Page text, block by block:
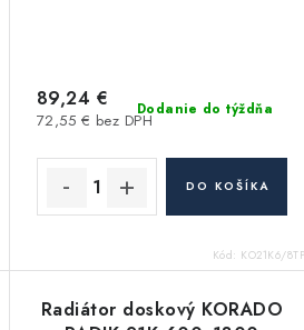
Dodanie do týždňa
72,55 € bez DPH
89,24 €
DO KOŠÍKA
Kód: KO21K6/8TP
Radiátor doskový KORADO